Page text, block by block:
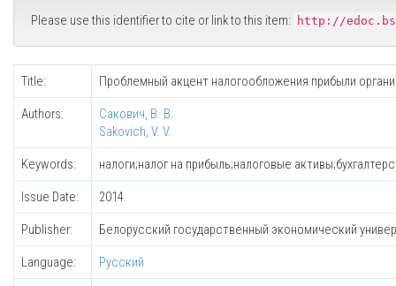
Please use this identifier to cite or link to this item: http://
Title: Проблемный акцент налогообложения прибыли
Authors:
Сакович, В. В.
Sakovich, V. V.
Keywords: налоги;налог на прибыль;налоговые
Issue Date: 2014
Publisher: Белорусский государственный экономический
Language: Русский